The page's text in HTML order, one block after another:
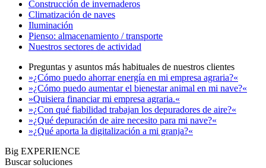
Construcción de invernaderos
Climatización de naves
Iluminación
Pienso: almacenamiento / transporte
Nuestros sectores de actividad
Preguntas y asuntos más habituales de nuestros clientes
»¿Cómo puedo ahorrar energía en mi empresa agraria?«
»¿Cómo puedo aumentar el bienestar animal en mi nave?«
»Quisiera financiar mi empresa agraria.«
»¿Con qué fiabilidad trabajan los depuradores de aire?«
»¿Qué depuración de aire necesito para mi nave?«
»¿Qué aporta la digitalización a mi granja?«
Big EXPERIENCE
Buscar soluciones